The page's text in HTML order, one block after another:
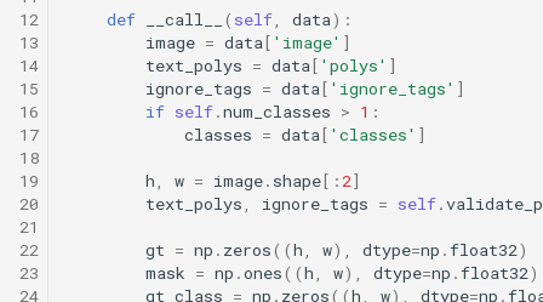
12
13
14
15
16
17
18
19
20
21
22
23
24
def __call__ ( self, data):
image = data [ 'image' ]
text_polys = data [ 'polys' ]
ignore_tags = data [ 'ignore_tags' ]
if self.num_classes > 1 :
classes = data [ 'classes' ]
h, w = image. shape [:2]
text_polys, ignore_tags = self.
gt = np . zeros((h, w), dtype=np .float32)
mask = np .ones((h, w), dtype=np .float32)
gt_class = np . zeros((h, w), dtype=np .